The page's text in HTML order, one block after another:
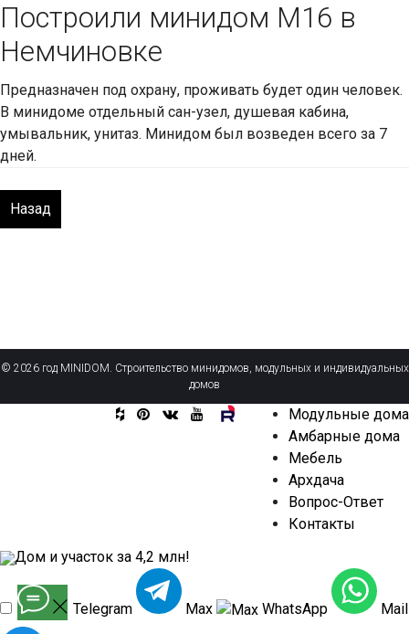
Построили минидом М16 в
Немчиновке
Предназначен под охрану, проживать будет один человек.
В минидоме отдельный сан-узел, душевая кабина,
умывальник, унитаз. Минидом был возведен всего за 7
дней.
Назад
© 2026 год MINIDOM. Строительство минидомов, модульных и индивидуальных
домов
Модульные дома
Амбарные дома
Мебель
Архдача
Вопрос-Ответ
Контакты
Дом и участок за 4,2 млн!
Telegram Max WhatsApp Mail